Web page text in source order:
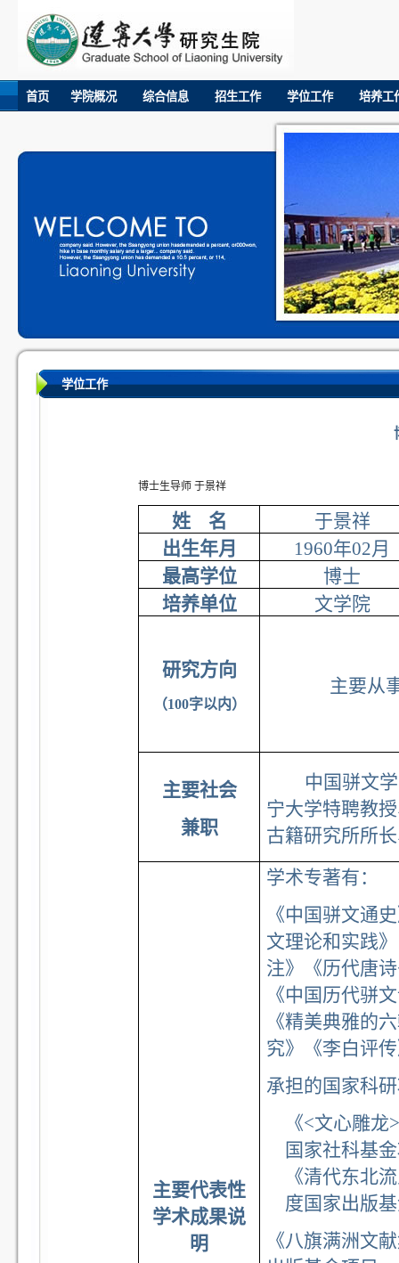
首页 学院概况 综合信息 招生工作 学位工作 培养工
学位工作
博士生导师 于景祥
姓 名
于景祥
出生年月
1960年02月
最高学位
博士
培养单位
文学院
研究方向
（100字以内）
主要从
主要社会
兼职
中国骈文
宁大学特聘教
古籍研究所所
主要代表性
学术成果说
明
学术专著有：
《中国骈文通
文理论和实践
注》《历代唐
《中国历代骈
《精美典雅的
究》《李白评
承担的国家科
《<文心雕
国家社科基
《清代东北
度国家出版
《八旗满洲文